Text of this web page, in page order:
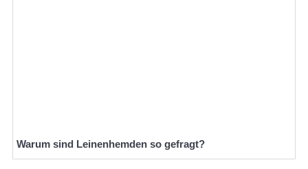
Warum sind Leinenhemden so gefragt?